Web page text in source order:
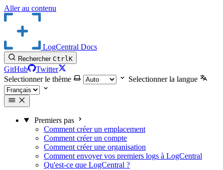
Aller au contenu
LogCentral Docs
Rechercher CtrlK
GitHub
Twitter
Selectionner le thème
Selectionner la langue
Premiers pas
Comment créer un emplacement
Comment créer un compte
Comment créer une organisation
Comment envoyer vos premiers logs à LogCentral
Qu'est-ce que LogCentral ?